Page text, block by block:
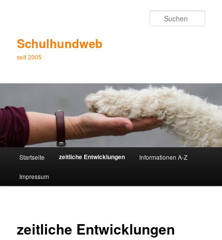
Schulhundweb
seit 2005
Startseite zeitliche Entwicklungen Informationen A-Z
Impressum
zeitliche Entwicklungen